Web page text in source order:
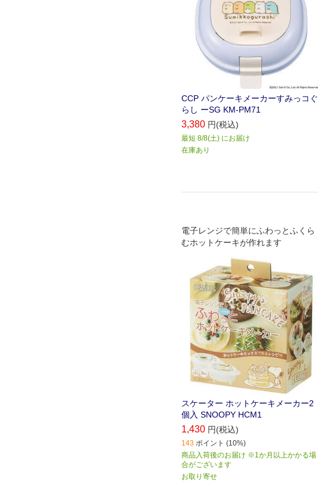
CCP パンケーキメーカーすみっコぐ
らし ーSG KM-PM71
3,380 円(税込)
最短 8/8(土) にお届け
在庫あり
電子レンジで簡単にふわっとふくら
むホットケーキが作れます
スケーター ホットケーキメーカー2
個入 SNOOPY HCM1
1,430 円(税込)
143 ポイント (10%)
商品入荷後のお届け ※1か月以上かかる場
合がございます
お取り寄せ